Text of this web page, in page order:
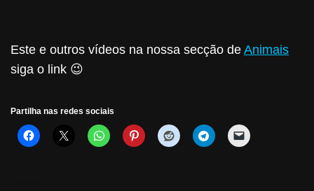
Este e outros vídeos na nossa secção de Animais
siga o link 😉
Partilha nas redes sociais